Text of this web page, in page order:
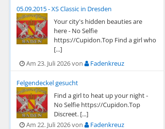
05.09.2015 - XS Classic in Dresden
Your city's hidden beauties are
here - No Selfie
https://Cupidon.Top Find a girl who
[...]
Am 23. Juli 2026 von
Fadenkreuz
Felgendeckel gesucht
Find a girl to heat up your night -
No Selfie https://Cupidon.Top
Discreet. [...]
Am 22. Juli 2026 von
Fadenkreuz